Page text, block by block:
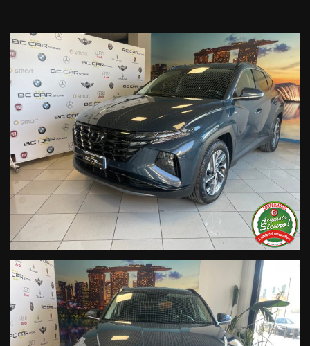
Allestimento Xline completo di CAMERA , NAVIGATORE , PARK
DISTANCE,FARI FULL LED, KEYLESS,CLIMA TRIZONA,RICARICA
WIRELSS,CERCHIO DIAMANTATO BICOLORE ecc
CHILOMETRAGGIO GARANTITO CON RELATIVA CERTIFICAZIONE
SU CONTRATTO DI VENDITA E CRONOLOGIA TAGLIANDI
VERIFICABILI TRAMITE TELAIO IN RETE UFFICIALE .
Tagliando preconsegna incluso nel nostro prezzo di vendita.
GARANZIA LEGALE COMFORGEST COMPLETA 12 MESI(Tutti gli
organi garantiti) con possibile estensione 24/36 MESI.
Valutiamo PERMUTE di nostro gradimento in sede .
POSSIBILITA' DI FINANZIARE L'INTERO IMPORTO CON PICCOLE
RATE MENSILI Convenzione AGOS / COMPASS /FIDITALIA
/AVVERA
BC CAR STORE
Partner VW